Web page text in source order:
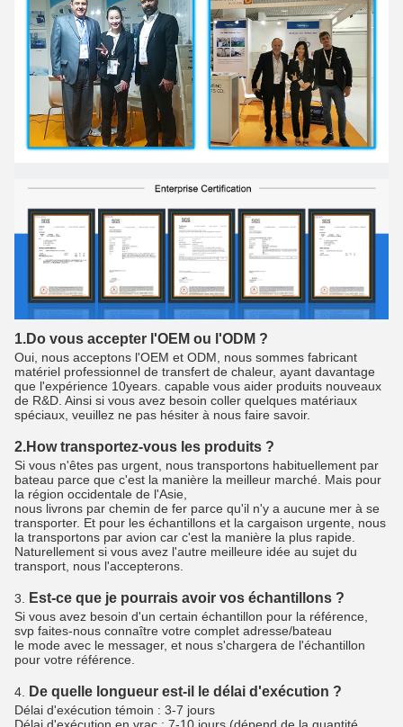
1.Do vous accepter l'OEM ou l'ODM ?
Oui, nous acceptons l'OEM et ODM, nous sommes fabricant
matériel professionnel de transfert de chaleur, ayant davantage
que l'expérience 10years. capable vous aider produits nouveaux
de R&D. Ainsi si vous avez besoin coller quelques matériaux
spéciaux, veuillez ne pas hésiter à nous faire savoir.
2.How transportez-vous les produits ?
Si vous n'êtes pas urgent, nous transportons habituellement par
bateau parce que c'est la manière la meilleur marché. Mais pour
la région occidentale de l'Asie,
nous livrons par chemin de fer parce qu'il n'y a aucune mer à se
transporter. Et pour les échantillons et la cargaison urgente, nous
la transportons par avion car c'est la manière la plus rapide.
Naturellement si vous avez l'autre meilleure idée au sujet du
transport, nous l'accepterons.
3. Est-ce que je pourrais avoir vos échantillons ?
Si vous avez besoin d'un certain échantillon pour la référence,
svp faites-nous connaître votre complet adresse/bateau
le mode avec le messager, et nous s'chargera de l'échantillon
pour votre référence.
4. De quelle longueur est-il le délai d'exécution ?
Délai d'exécution témoin : 3-7 jours